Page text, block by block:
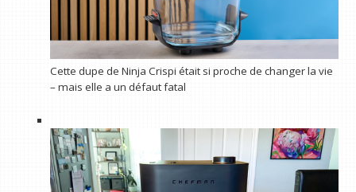
Cette dupe de Ninja Crispi était si proche de changer la vie
– mais elle a un défaut fatal